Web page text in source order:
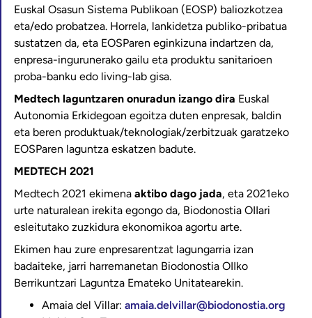
Euskal Osasun Sistema Publikoan (EOSP) baliozkotzea
eta/edo probatzea. Horrela, lankidetza publiko-pribatua
sustatzen da, eta EOSParen eginkizuna indartzen da,
enpresa-ingurunerako gailu eta produktu sanitarioen
proba-banku edo living-lab gisa.
Medtech laguntzaren onuradun izango dira Euskal
Autonomia Erkidegoan egoitza duten enpresak, baldin
eta beren produktuak/teknologiak/zerbitzuak garatzeko
EOSParen laguntza eskatzen badute.
MEDTECH 2021
Medtech 2021 ekimena aktibo dago jada, eta 2021eko
urte naturalean irekita egongo da, Biodonostia OIIari
esleitutako zuzkidura ekonomikoa agortu arte.
Ekimen hau zure enpresarentzat lagungarria izan
badaiteke, jarri harremanetan Biodonostia OIIko
Berrikuntzari Laguntza Emateko Unitatearekin.
Amaia del Villar: amaia.delvillar@biodonostia.org